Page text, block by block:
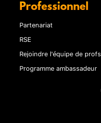
Professionnel
Partenariat
RSE
Rejoindre l'équipe de profs
Programme ambassadeur